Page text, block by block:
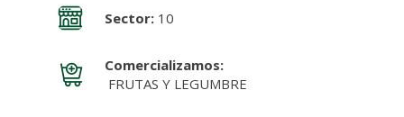
Sector:10
Comercializamos:
FRUTAS Y LEGUMBRE